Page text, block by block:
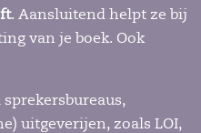
. Aansluitend helpt ze bij
van je boek. Ook
uitgeverijen, zoals LOI,